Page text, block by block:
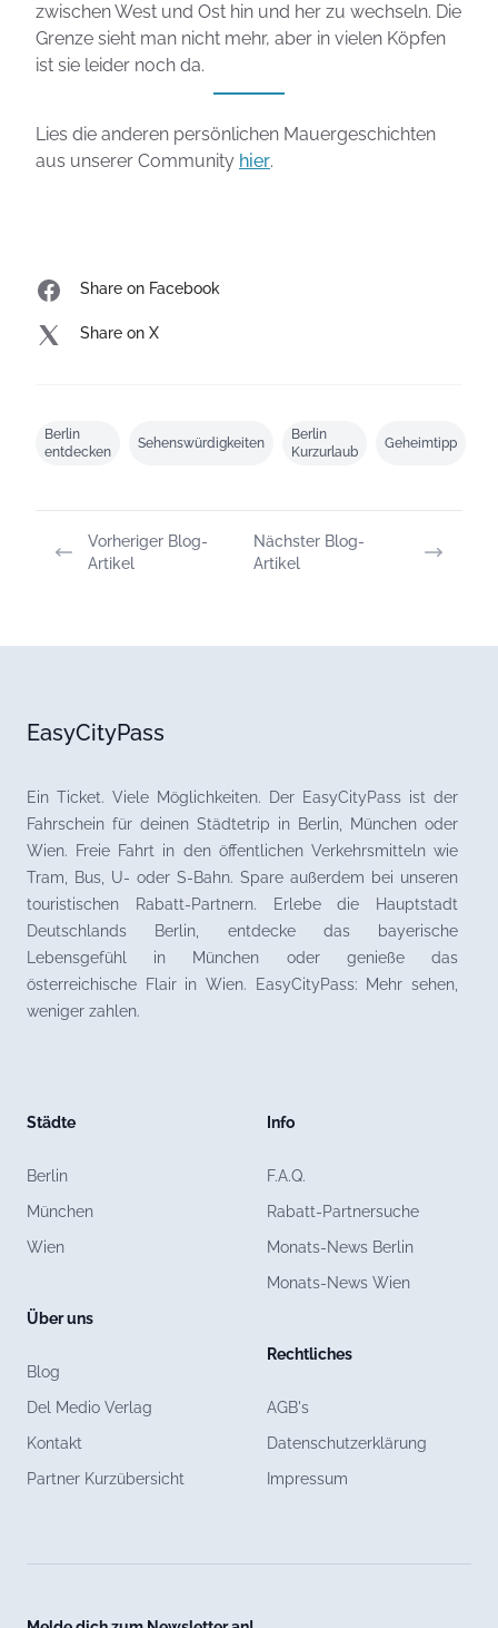
zwischen West und Ost hin und her zu wechseln. Die
Grenze sieht man nicht mehr, aber in vielen Köpfen
ist sie leider noch da.
Lies die anderen persönlichen Mauergeschichten
aus unserer Community hier.
Share on Facebook
Share on X
Berlin
entdecken
Sehenswürdigkeiten
Berlin
Kurzurlaub
Geheimtipp
Vorheriger Blog-
Artikel
Nächster Blog-
Artikel
EasyCityPass
Ein Ticket. Viele Möglichkeiten. Der EasyCityPass ist der
Fahrschein für deinen Städtetrip in Berlin, München oder
Wien. Freie Fahrt in den öffentlichen Verkehrsmitteln wie
Tram, Bus, U- oder S-Bahn. Spare außerdem bei unseren
touristischen Rabatt-Partnern. Erlebe die Hauptstadt
Deutschlands Berlin, entdecke das bayerische
Lebensgefühl in München oder genieße das
österreichische Flair in Wien. EasyCityPass: Mehr sehen,
weniger zahlen.
Städte
Berlin
München
Wien
Über uns
Blog
Del Medio Verlag
Kontakt
Partner Kurzübersicht
Info
F.A.Q.
Rabatt-Partnersuche
Monats-News Berlin
Monats-News Wien
Rechtliches
AGB's
Datenschutzerklärung
Impressum